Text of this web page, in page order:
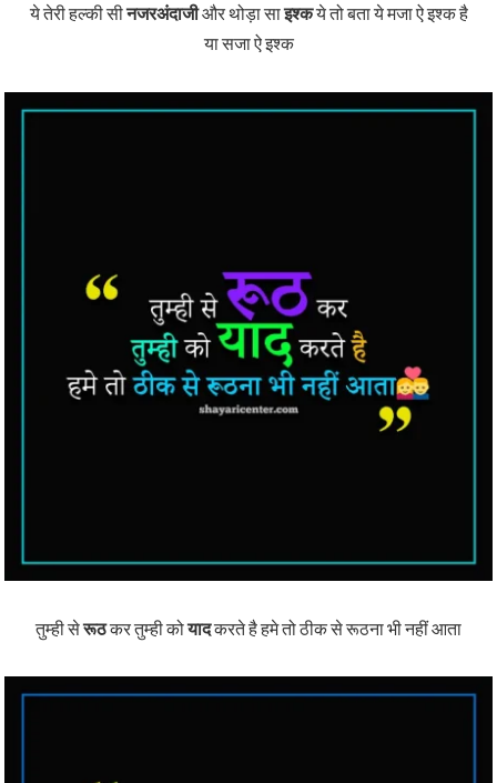
ये तेरी हल्की सीनजरअंदाजीऔर थोड़ा साइश्कये तो बता ये मजा ऐ इश्क है
या सजा ऐ इश्क
तुम्ही सेरूठकर तुम्ही कोयादकरते है हमे तो ठीक से रूठना भी नहीं आता